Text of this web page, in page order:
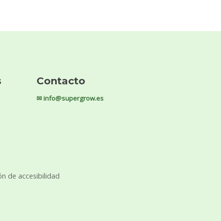
Contacto
✉ info@supergrow.es
de accesibilidad